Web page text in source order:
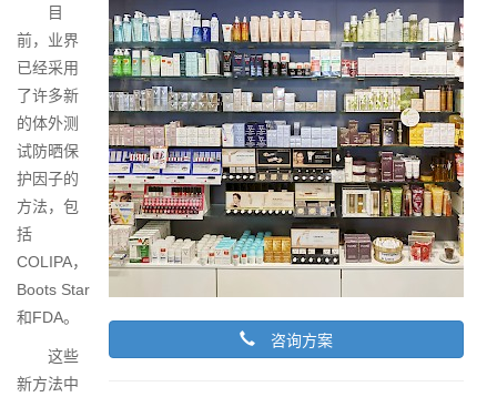
咨询方案
目
前，业界
已经采用
了许多新
的体外测
试防晒保
护因子的
方法，包
括
COLIPA，
Boots Star
和FDA。
这些
新方法中